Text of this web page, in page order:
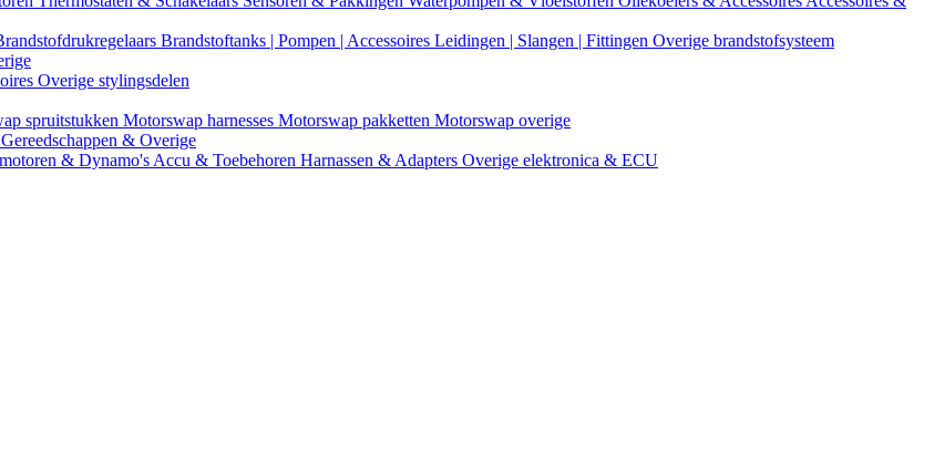
Brandstoftanks | Pompen | Accessoires Leidingen | Slangen | Fittingen Overige brandstofsysteem
Overige stylingsdelen
spruitstukken Motorswap harnesses Motorswap pakketten Motorswap overige
Gereedschappen & Overige
& Dynamo's Accu & Toebehoren Harnassen & Adapters Overige elektronica & ECU